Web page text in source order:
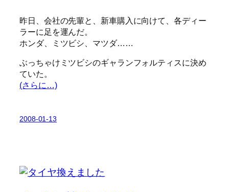
昨日、会社の先輩と、新車購入に向けて、各ディー
ラーに足を運んだ。
ホンダ、ミツビシ、マツダ……
ぶっちゃけミツビシのギャランフォルティスに決め
ていた。
(さらに…)
2008-01-13